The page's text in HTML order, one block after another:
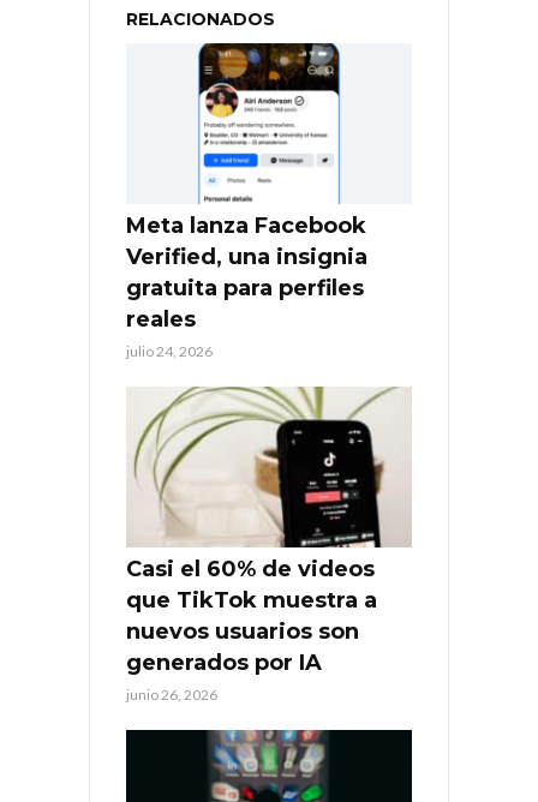
RELACIONADOS
Meta lanza Facebook
Verified, una insignia
gratuita para perfiles
reales
julio 24, 2026
Casi el 60% de videos
que TikTok muestra a
nuevos usuarios son
generados por IA
junio 26, 2026